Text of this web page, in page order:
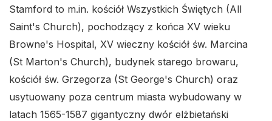
Stamford to m.in. kościół Wszystkich Świętych (All
Saint's Church), pochodzący z końca XV wieku
Browne's Hospital, XV wieczny kościół św. Marcina
(St Marton's Church), budynek starego browaru,
kościół św. Grzegorza (St George's Church) oraz
usytuowany poza centrum miasta wybudowany w
latach 1565-1587 gigantyczny dwór elżbietański